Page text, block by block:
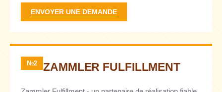
ENVOYER UNE DEMANDE
№2 ZAMMLER FULFILLMENT